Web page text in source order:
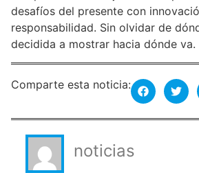
desafíos del presente con
responsabilidad. Sin olvidar de
decidida a mostrar hacia dónde va.
Comparte esta noticia:
noticias